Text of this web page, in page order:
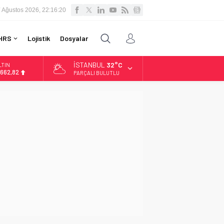
Ağustos 2026, 22:16:21
Lojistik Dosyalar
İSTANBUL 32°C
PARÇALI BULUTLU